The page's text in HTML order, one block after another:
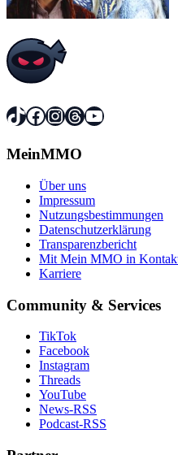
TikTok
Facebook
Instagram
Threads
YouTube
MeinMMO
Über uns
Impressum
Nutzungsbestimmungen
Datenschutzerklärung
Transparenzbericht
Mit Mein MMO in
Karriere
Community & Services
TikTok
Facebook
Instagram
Threads
YouTube
News-RSS
Podcast-RSS